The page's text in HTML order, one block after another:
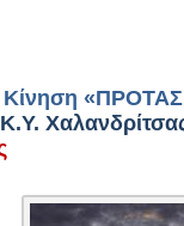
Κίνηση